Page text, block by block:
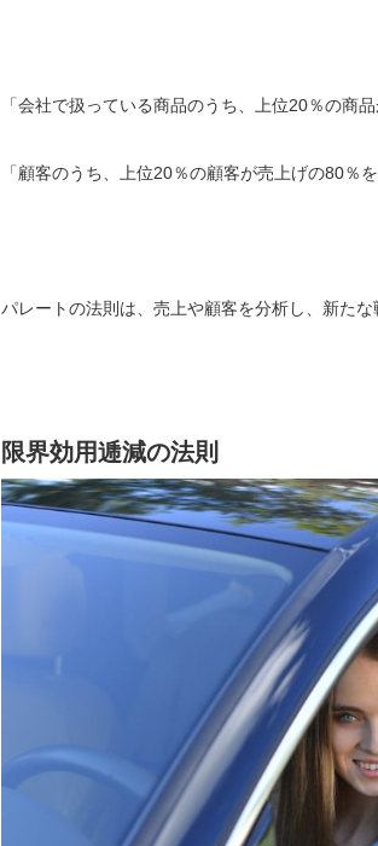
「会社で扱っている商品のうち、上位20％の商
「顧客のうち、上位20％の顧客が売上げの80％を
パレートの法則は、売上や顧客を分析し、新た
限界効用逓減の法則